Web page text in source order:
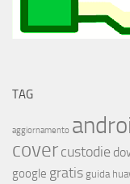
TAG
aggiornamento
covercustodie
google gratis guida